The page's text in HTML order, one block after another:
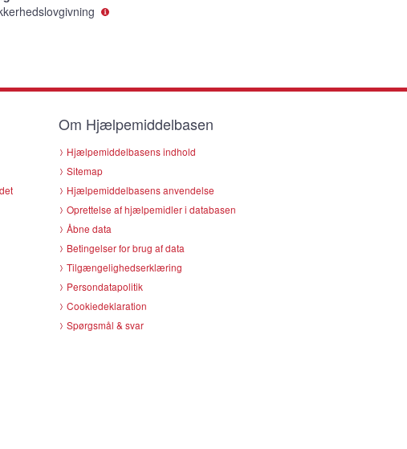
Om Hjælpemiddelbasen
Hjælpemiddelbasens indhold
Sitemap
Hjælpemiddelbasens anvendelse
Oprettelse af hjælpemidler i databasen
Åbne data
Betingelser for brug af data
Tilgængelighedserklæring
Persondatapolitik
Cookiedeklaration
Spørgsmål & svar